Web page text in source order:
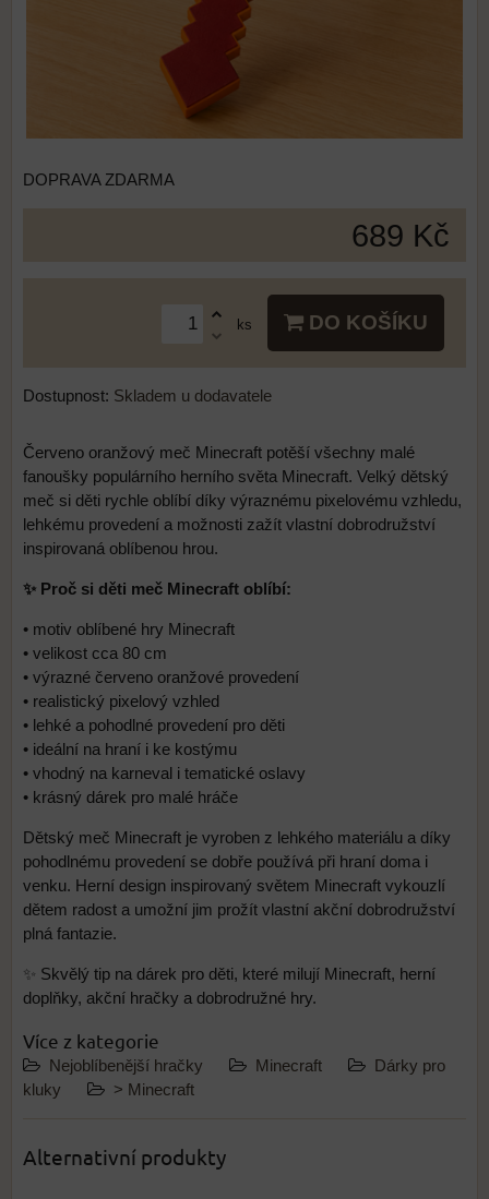
DOPRAVA ZDARMA
689 Kč
ks DO KOŠÍKU
Dostupnost: Skladem u dodavatele
Červeno oranžový meč Minecraft potěší všechny malé
fanoušky populárního herního světa Minecraft. Velký dětský
meč si děti rychle oblíbí díky výraznému pixelovému vzhledu,
lehkému provedení a možnosti zažít vlastní dobrodružství
inspirovaná oblíbenou hrou.
✨ Proč si děti meč Minecraft oblíbí:
• motiv oblíbené hry Minecraft
• velikost cca 80 cm
• výrazné červeno oranžové provedení
• realistický pixelový vzhled
• lehké a pohodlné provedení pro děti
• ideální na hraní i ke kostýmu
• vhodný na karneval i tematické oslavy
• krásný dárek pro malé hráče
Dětský meč Minecraft je vyroben z lehkého materiálu a díky
pohodlnému provedení se dobře používá při hraní doma i
venku. Herní design inspirovaný světem Minecraft vykouzlí
dětem radost a umožní jim prožít vlastní akční dobrodružství
plná fantazie.
✨ Skvělý tip na dárek pro děti, které milují Minecraft, herní
doplňky, akční hračky a dobrodružné hry.
Více z kategorie
Nejoblíbenější hračky Minecraft
Dárky pro
kluky
> Minecraft
Alternativní produkty